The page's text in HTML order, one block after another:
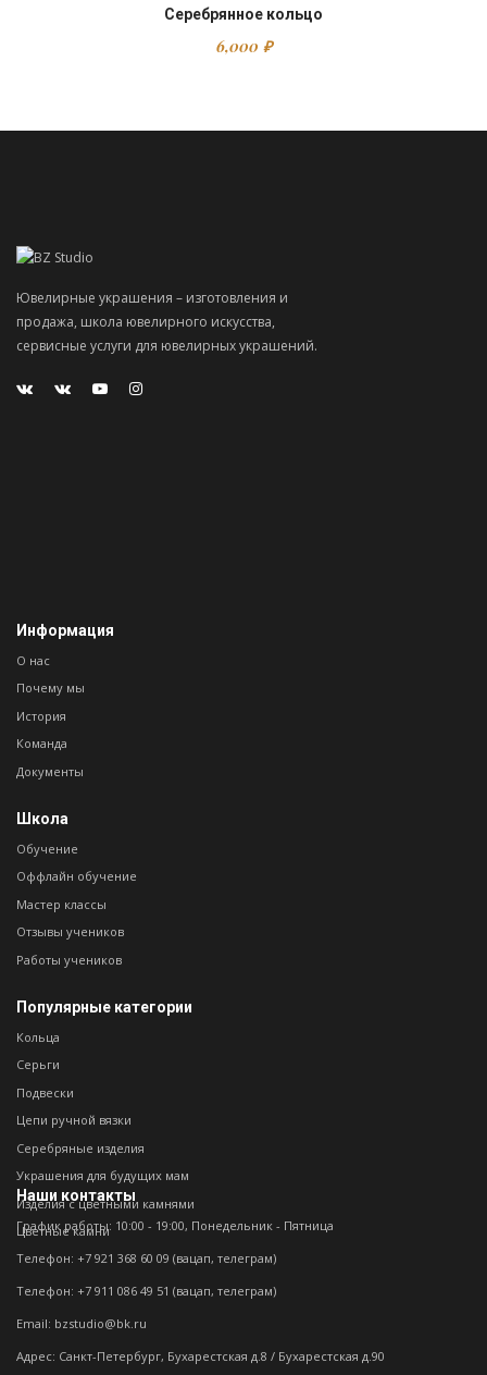
Серебрянное кольцо
6,000 ₽
Ювелирные украшения – изготовления и
продажа, школа ювелирного искусства,
сервисные услуги для ювелирных украшений.
Информация
О нас
Почему мы
История
Команда
Документы
Школа
Обучение
Оффлайн обучение
Мастер классы
Отзывы учеников
Работы учеников
Популярные категории
Кольца
Серьги
Подвески
Цепи ручной вязки
Серебряные изделия
Украшения для будущих мам
Изделия с цветными камнями
Цветные камни
Наши контакты
График работы: 10:00 - 19:00, Понедельник - Пятница
Телефон: +7 921 368 60 09 (вацап, телеграм)
Телефон: +7 911 086 49 51 (вацап, телеграм)
Email: bzstudio@bk.ru
Адрес: Санкт-Петербург, Бухарестская д.8 / Бухарестская д.90